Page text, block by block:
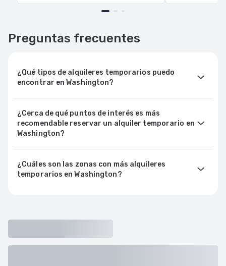
Preguntas frecuentes
¿Qué tipos de alquileres temporarios puedo
encontrar en Washington?
¿Cerca de qué puntos de interés es más
recomendable reservar un alquiler temporario en
Washington?
¿Cuáles son las zonas con más alquileres
temporarios en Washington?